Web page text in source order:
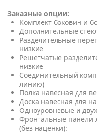
Заказные опции:
Комплект боковин и
Дополнительные
Разделительные
низкие
Решетчатые
низкие
Соединительный
линию)
Полка навесная для
Доска навесная для
Одноуровневые и
Фронтальные панели
(без наценки):